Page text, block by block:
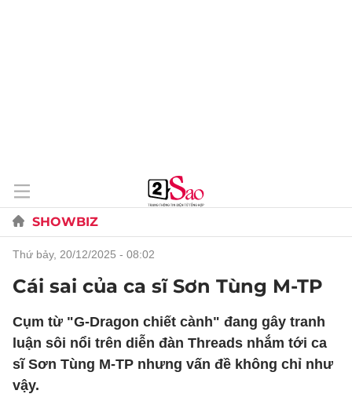
SHOWBIZ
thứ bảy, 20/12/2025 - 08:02
Cái sai của ca sĩ Sơn Tùng M-TP
Cụm từ "G-Dragon chiết cành" đang gây tranh
luận sôi nổi trên diễn đàn Threads nhắm tới ca
sĩ Sơn Tùng M-TP nhưng vấn đề không chỉ như
vậy.